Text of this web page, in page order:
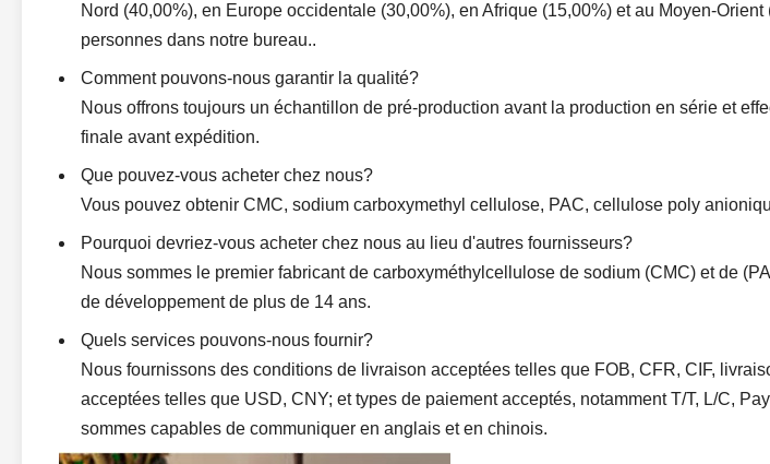
Nord (40,00%), en Europe occidentale (30,00%), en Afrique (15,00%) et au Moyen-
personnes dans notre bureau..
Comment pouvons-nous garantir la qualité?
Nous offrons toujours un échantillon de pré-production avant la production en série et
finale avant expédition.
Que pouvez-vous acheter chez nous?
Vous pouvez obtenir CMC, sodium carboxymethyl cellulose, PAC, cellulose poly
Pourquoi devriez-vous acheter chez nous au lieu d'autres fournisseurs?
Nous sommes le premier fabricant de carboxyméthylcellulose de sodium (CMC) et de
de développement de plus de 14 ans.
Quels services pouvons-nous fournir?
Nous fournissons des conditions de livraison acceptées telles que FOB, CFR, CIF,
acceptées telles que USD, CNY; et types de paiement acceptés, notamment T/T, L/C,
sommes capables de communiquer en anglais et en chinois.